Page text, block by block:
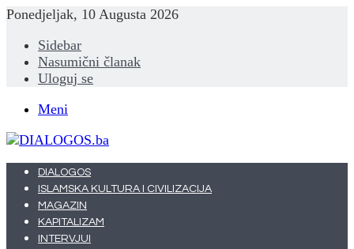
Ponedjeljak, 10 Augusta 2026
Sidebar
Nasumični članak
Uloguj se
Meni
DIALOGOS
ISLAMSKA KULTURA I CIVILIZACIJA
MAGAZIN
KAPITALIZAM
INTERVJUI